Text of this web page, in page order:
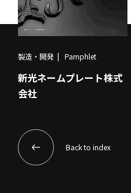
製造・開発 Pamphlet
新光ネームプレート株式
会社
Back to index